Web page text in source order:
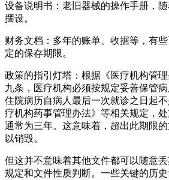
设备说明书：老旧器械的操作手册，
摆设。
财务文档：多年的账单、收据等，有
定的保存期限。
政策的指引灯塔：根据《医疗机构管
九条，医疗机构必须按规定妥善保管
住院病历自病人最后一次就诊之日起
疗机构药事管理办法》等相关规定，
通常为三年。这意味着，超出此期限
以销毁。
但这并不意味着其他文件都可以随意
规定和文件性质判断。一些关键的历